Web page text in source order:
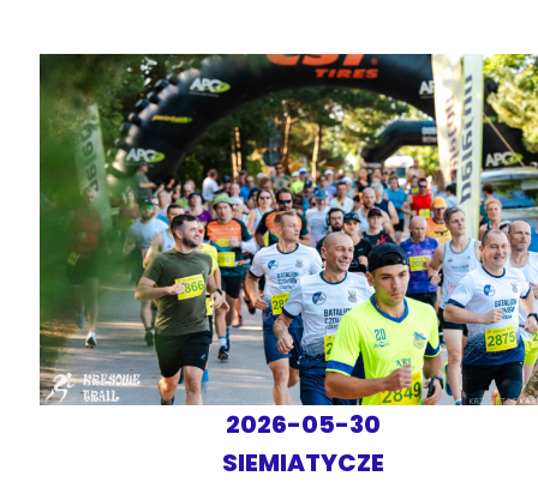
2026-05-30
SIEMIATYCZE